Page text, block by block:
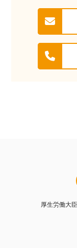
厚生労働大